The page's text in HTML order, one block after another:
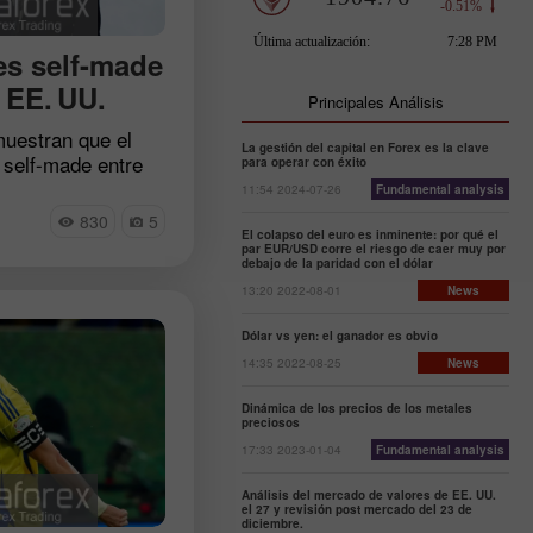
self-made
UU.
que el
made entre
que
sí mismas:
es el
cálculo
de ver
otros ven
– las
adineradas que
830 5
Principales Análisis
La gestión del capital en Forex es la clave
para operar con éxito
11:54 2024-07-26
Fundamental analysis
El colapso del euro es inminente: por qué el
par EUR/USD corre el riesgo de caer muy por
debajo de la paridad con el dólar
13:20 2022-08-01
News
Dólar vs yen: el ganador es obvio
14:35 2022-08-25
News
Dinámica de los precios de los metales
preciosos
17:33 2023-01-04
Fundamental analysis
Análisis del mercado de valores de EE. UU.
el 27 y revisión post mercado del 23 de
diciembre.